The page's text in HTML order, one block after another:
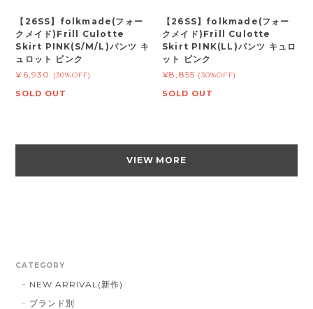
【26SS】folkmade(フォー
クメイド)Frill Culotte
Skirt PINK(S/M/L)パンツ キ
ュロット ピンク
¥6,930
(30%OFF)
SOLD OUT
【26SS】folkmade(フォー
クメイド)Frill Culotte
Skirt PINK(LL)パンツ キュロ
ット ピンク
¥8,855 (30%OFF)
SOLD OUT
VIEW MORE
CATEGORY
NEW ARRIVAL(新作)
ブランド別